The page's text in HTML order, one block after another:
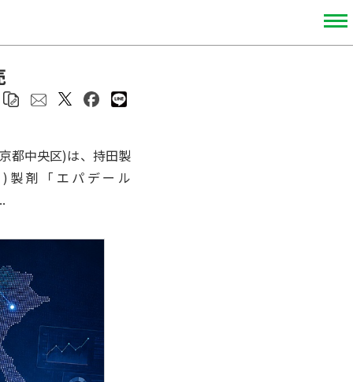
都中央区)は、持田製
製剤「エパデール